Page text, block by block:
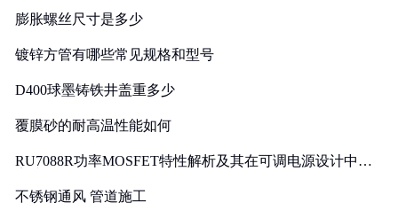
膨胀螺丝尺寸是多少
镀锌方管有哪些常见规格和型号
D400球墨铸铁井盖重多少
覆膜砂的耐高温性能如何
RU7088R功率MOSFET特性解析及其在可调电源设计中的
不锈钢通风 管道施工